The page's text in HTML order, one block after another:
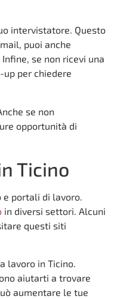
intervistatore. Questo
puoi anche
se non ricevi una
per chiedere
se non
opportunità di
Ticino
e portali di lavoro.
in diversi settori. Alcuni
questi siti
lavoro in Ticino.
aiutarti a trovare
aumentare le tue